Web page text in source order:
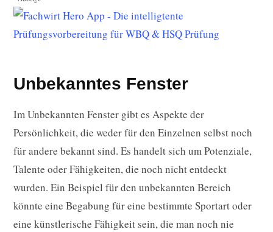
Unbekanntes Fenster
Im Unbekannten Fenster gibt es Aspekte der
Persönlichkeit, die weder für den Einzelnen selbst noch
für andere bekannt sind. Es handelt sich um Potenziale,
Talente oder Fähigkeiten, die noch nicht entdeckt
wurden. Ein Beispiel für den unbekannten Bereich
könnte eine Begabung für eine bestimmte Sportart oder
eine künstlerische Fähigkeit sein, die man noch nie